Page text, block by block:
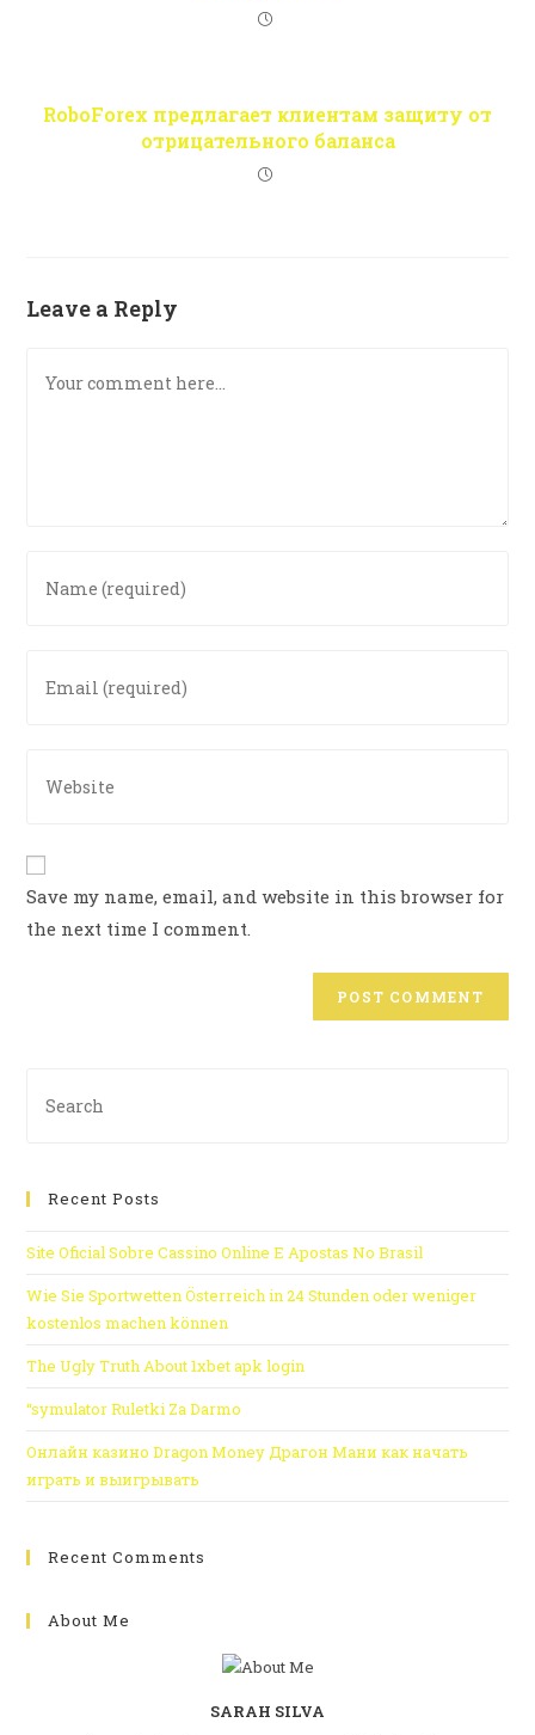
RoboForex предлагает клиентам защиту от
отрицательного баланса
Leave a Reply
Save my name, email, and website in this browser for
the next time I comment.
Recent Posts
Site Oficial Sobre Cassino Online E Apostas No Brasil
Wie Sie Sportwetten Österreich in 24 Stunden oder weniger
kostenlos machen können
The Ugly Truth About 1xbet apk login
“symulator Ruletki Za Darmo
Онлайн казино Dragon Money Драгон Мани как начать
играть и выигрывать
Recent Comments
About Me
SARAH SILVA